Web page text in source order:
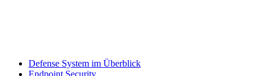
Defense System im Überblick